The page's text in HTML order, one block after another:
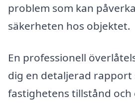
problem som kan
säkerheten hos objektet.
En professionell
dig en detaljerad rapport
fastighetens tillstånd och